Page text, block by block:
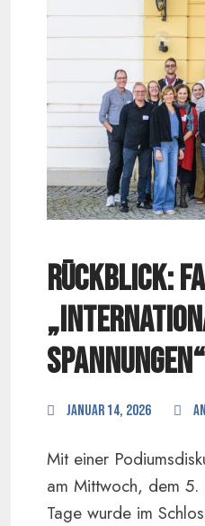
Rückblick:
Januar 14, 2026
Mit einer
am Mittwoch, dem 5.
Tage wurde im